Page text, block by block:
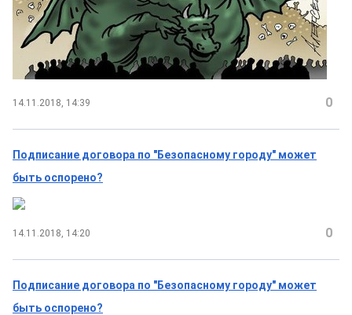
14.11.2018, 14:39 0
Подписание договора по "Безопасному городу" может
быть оспорено?
14.11.2018, 14:20 0
Подписание договора по "Безопасному городу" может
быть оспорено?